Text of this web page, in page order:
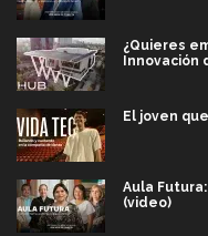
¿Quieres
Innovación
El joven
Aula
(video)